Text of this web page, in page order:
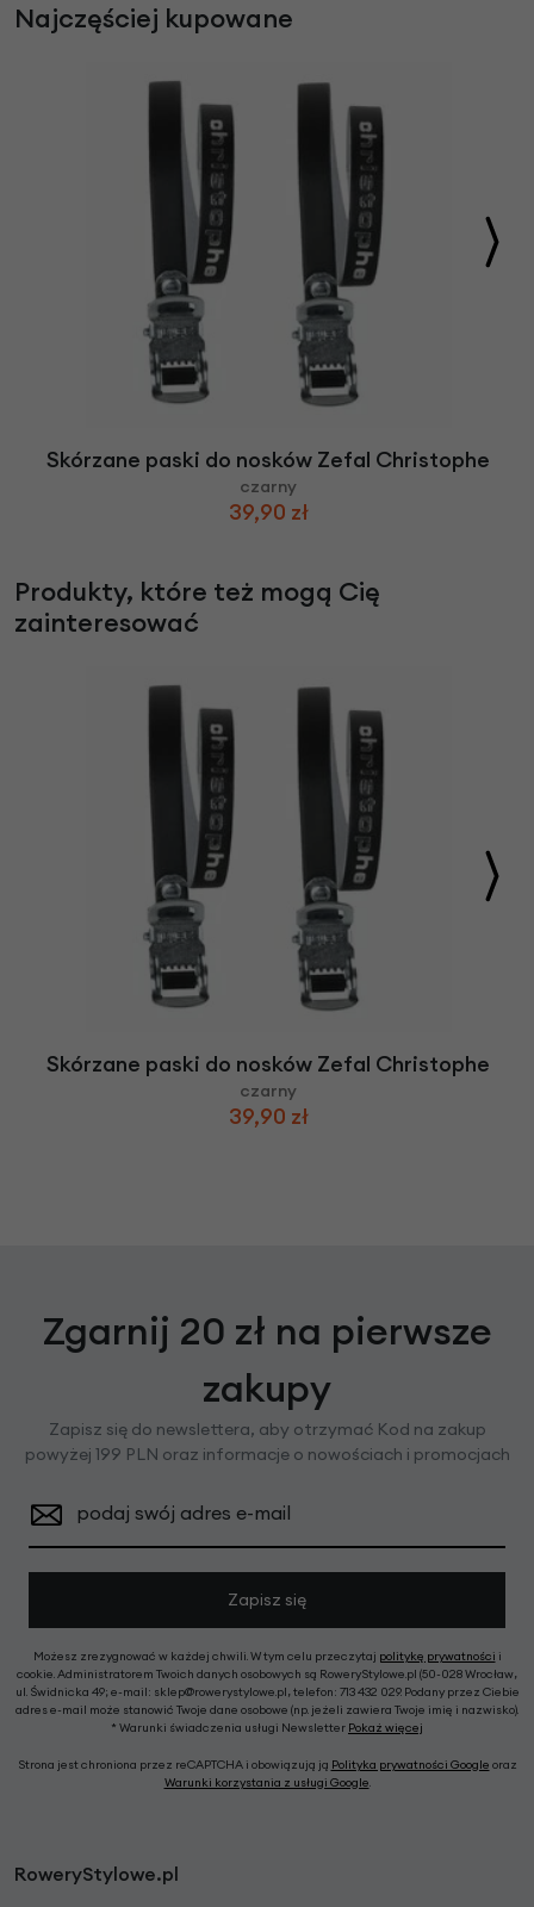
Najczęściej kupowane
Skórzane paski do nosków Zefal Christophe
czarny
39,90 zł
Produkty, które też mogą Cię
zainteresować
Skórzane paski do nosków Zefal Christophe
czarny
39,90 zł
Zgarnij 20 zł na pierwsze
zakupy
Zapisz się do newslettera, aby otrzymać Kod na zakup
powyżej 199 PLN oraz informacje o nowościach i promocjach
podaj swój adres e-mail
Zapisz się
Możesz zrezygnować w każdej chwili. W tym celu przeczytaj politykę prywatności i
cookie. Administratorem Twoich danych osobowych są RoweryStylowe.pl (50-028 Wrocław,
ul. Świdnicka 49; e-mail: sklep@rowerystylowe.pl, telefon: 713 432 029. Podany przez Ciebie
adres e-mail może stanowić Twoje dane osobowe (np. jeżeli zawiera Twoje imię i nazwisko).
* Warunki świadczenia usługi Newsletter Pokaż więcej
Strona jest chroniona przez reCAPTCHA i obowiązują ją Polityka prywatności Google oraz
Warunki korzystania z usługi Google.
RoweryStylowe.pl